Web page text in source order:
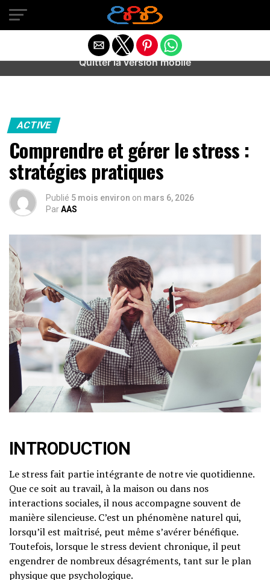
Warning
: preg_match(): Unknown modifier '/' in
/home/u589487443/domains/aideanxietestress.fr/
content/plugins/idev-post-views/includes/class-bots.php
ACTIVE
Comprendre et gérer le stress :
stratégies pratiques
Publié 5 mois environ on mars 6, 2026
ParAAS
INTRODUCTION
Le stress fait partie intégrante de notre vie quotidienne.
Que ce soit au travail, à la maison ou dans nos
interactions sociales, il nous accompagne souvent de
manière silencieuse. C’est un phénomène naturel qui,
lorsqu’il est maîtrisé, peut même s’avérer bénéfique.
Toutefois, lorsque le stress devient chronique, il peut
engendrer de nombreux désagréments, tant sur le plan
physique que psychologique.
Quitter la version mobile